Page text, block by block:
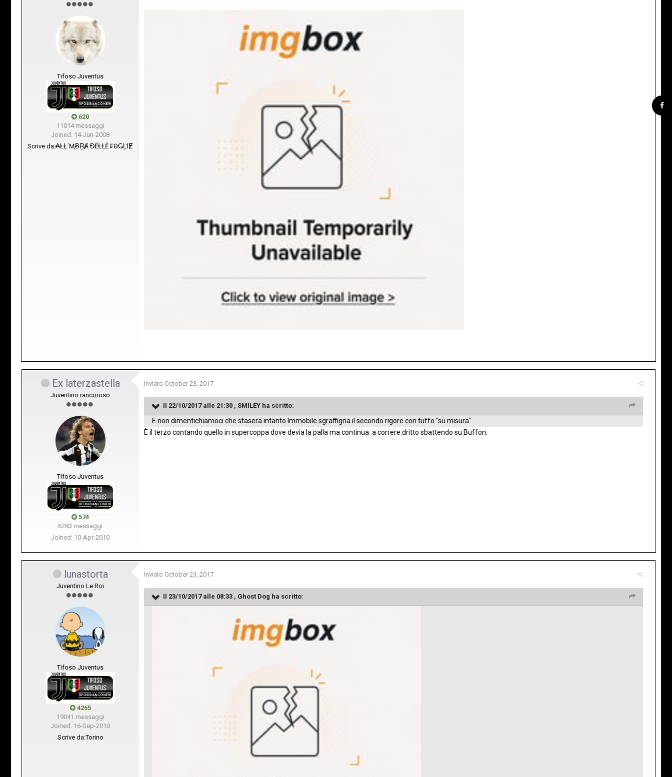
Tifoso Juventus
620
11014 messaggi
Joined: 14-Jun-2008
Scrive da:₳ⱠⱠ´ѲӍɃṞȺ ƉĒⱢⱢĒ ₣ӨǤḺῙɆ
Ex laterzastella
Juventino rancoroso
Tifoso Juventus
574
6283 messaggi
Joined: 10-Apr-2010
Inviato October 23, 2017
Il 22/10/2017 alle 21:30 , SMILEY ha scritto:
E non dimentichiamoci che stasera intanto Immobile sgraffigna il secondo rigore con tuffo "su misura"
È il terzo contando quello in supercoppa dove devia la palla ma continua a correre dritto sbattendo su Buffon.
lunastorta
Juventino Le Roi
Tifoso Juventus
4265
19041 messaggi
Joined: 16-Sep-2010
Scrive da:Torino
Inviato October 23, 2017
Il 23/10/2017 alle 08:33 , Ghost Dog ha scritto: